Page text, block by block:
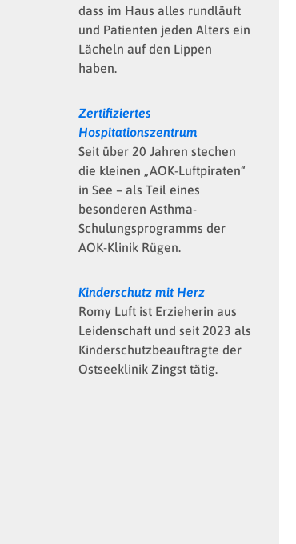
dass im Haus alles rundläuft
und Patienten jeden Alters ein
Lächeln auf den Lippen
haben.
Zertifiziertes
Hospitationszentrum
Seit über 20 Jahren stechen
die kleinen „AOK-Luftpiraten“
in See – als Teil eines
besonderen Asthma-
Schulungsprogramms der
AOK-Klinik Rügen.
Kinderschutz mit Herz
Romy Luft ist Erzieherin aus
Leidenschaft und seit 2023 als
Kinderschutzbeauftragte der
Ostseeklinik Zingst tätig.